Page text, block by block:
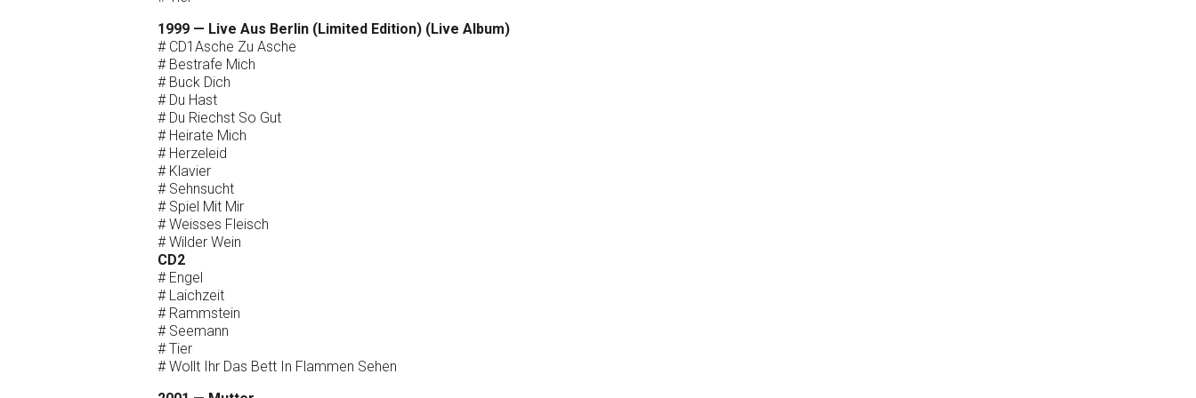
1999 — Live Aus Berlin (Limited Edition) (Live Album)
# CD1Asche Zu Asche
# Bestrafe Mich
# Buck Dich
# Du Hast
# Du Riechst So Gut
# Heirate Mich
# Herzeleid
# Klavier
# Sehnsucht
# Spiel Mit Mir
# Weisses Fleisch
# Wilder Wein
CD2
# Engel
# Laichzeit
# Rammstein
# Seemann
# Tier
# Wollt Ihr Das Bett In Flammen Sehen